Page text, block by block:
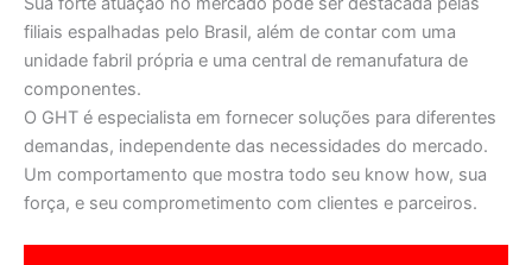
filiais espalhadas pelo Brasil, além de contar com uma
unidade fabril própria e uma central de remanufatura de
componentes.
O GHT é especialista em fornecer soluções para diferentes
demandas, independente das necessidades do mercado.
Um comportamento que mostra todo seu know how, sua
força, e seu comprometimento com clientes e parceiros.